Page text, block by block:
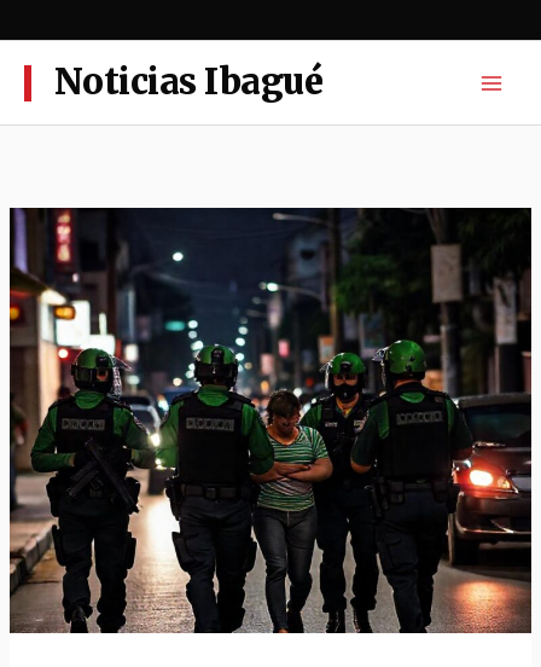
al
contenidoNoticias Ibagué